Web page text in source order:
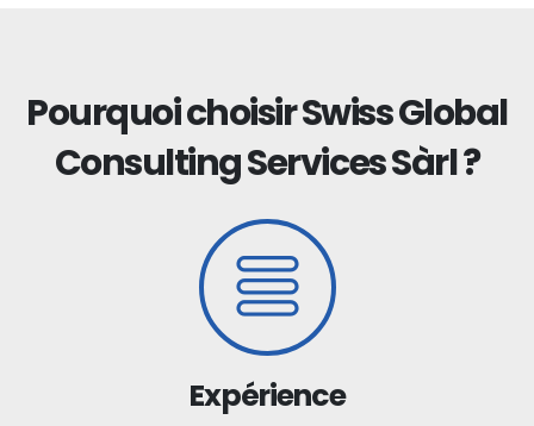
Pourquoi choisir Swiss Global
Consulting Services Sàrl ?
Expérience